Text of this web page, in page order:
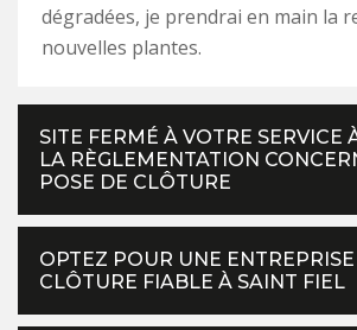
dégradées, je prendrai en main la
nouvelles plantes.
SITE FERMÉ À VOTRE SERVICE
LA RÈGLEMENTATION
POSE DE CLÔTURE
OPTEZ POUR UNE
CLÔTURE FIABLE À SAINT FIEL